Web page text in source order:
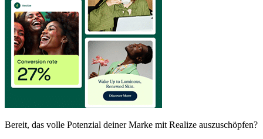
Bereit, das volle Potenzial deiner Marke mit Realize auszuschöpfen?